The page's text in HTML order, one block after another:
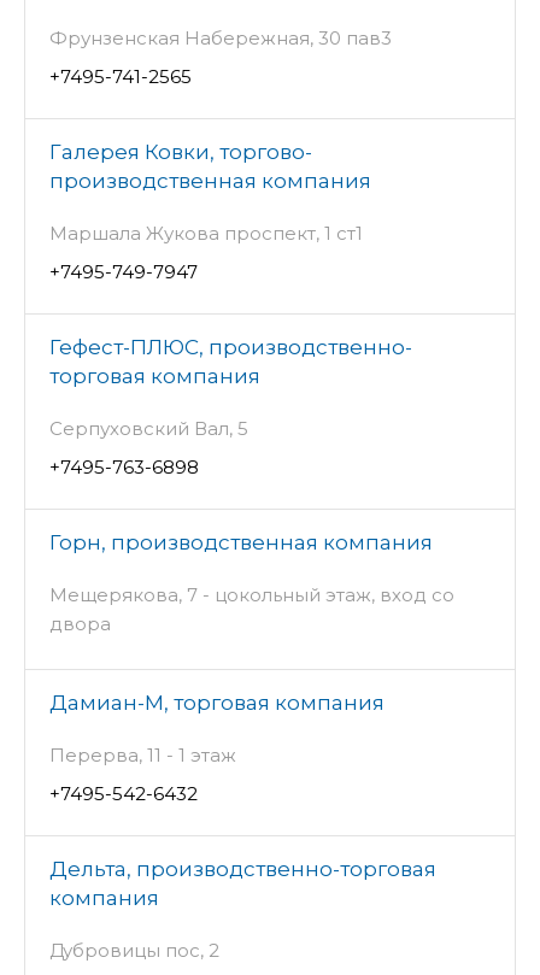
Фрунзенская Набережная, 30 пав3
+7495-741-2565
Галерея Ковки, торгово-
производственная компания
Маршала Жукова проспект, 1 ст1
+7495-749-7947
Гефест-ПЛЮС, производственно-
торговая компания
Серпуховский Вал, 5
+7495-763-6898
Горн, производственная компания
Мещерякова, 7 - цокольный этаж, вход со
двора
Дамиан-М, торговая компания
Перерва, 11 - 1 этаж
+7495-542-6432
Дельта, производственно-торговая
компания
Дубровицы пос, 2